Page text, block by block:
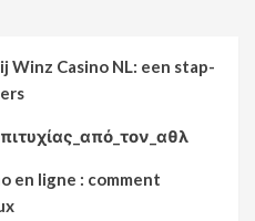
Winz Casino NL: een stap-
en ligne : comment